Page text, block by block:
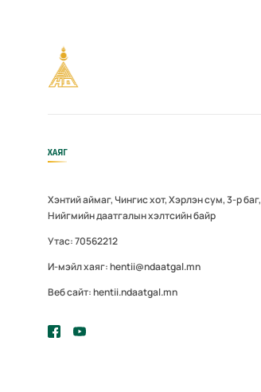
ХАЯГ
Хэнтий аймаг, Чингис хот, Хэрлэн сум, 3-р баг,
Нийгмийн даатгалын хэлтсийн байр
Утас: 70562212
И-мэйл хаяг: hentii@ndaatgal.mn
Веб сайт: hentii.ndaatgal.mn